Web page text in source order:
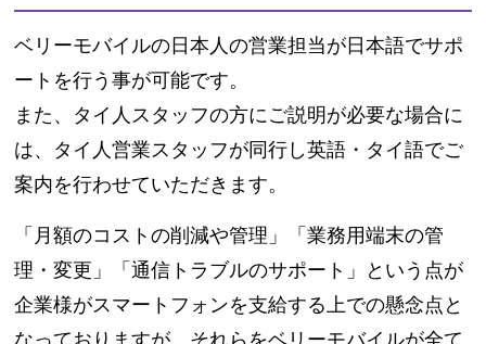
ベリーモバイルの日本人の営業担当が日本語でサポ
ートを行う事が可能です。
また、タイ人スタッフの方にご説明が必要な場合に
は、タイ人営業スタッフが同行し英語・タイ語でご
案内を行わせていただきます。
「月額のコストの削減や管理」「業務用端末の管
理・変更」「通信トラブルのサポート」という点が
企業様がスマートフォンを支給する上での懸念点と
なっておりますが、それらをベリーモバイルが全て